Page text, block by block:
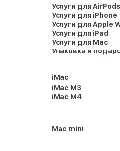
Услуги для AirPods
Услуги для iPhone
Услуги для Apple
Услуги для iPad
Услуги для Mac
Упаковка и
iMac
iMac M3
iMac M4
Mac mini